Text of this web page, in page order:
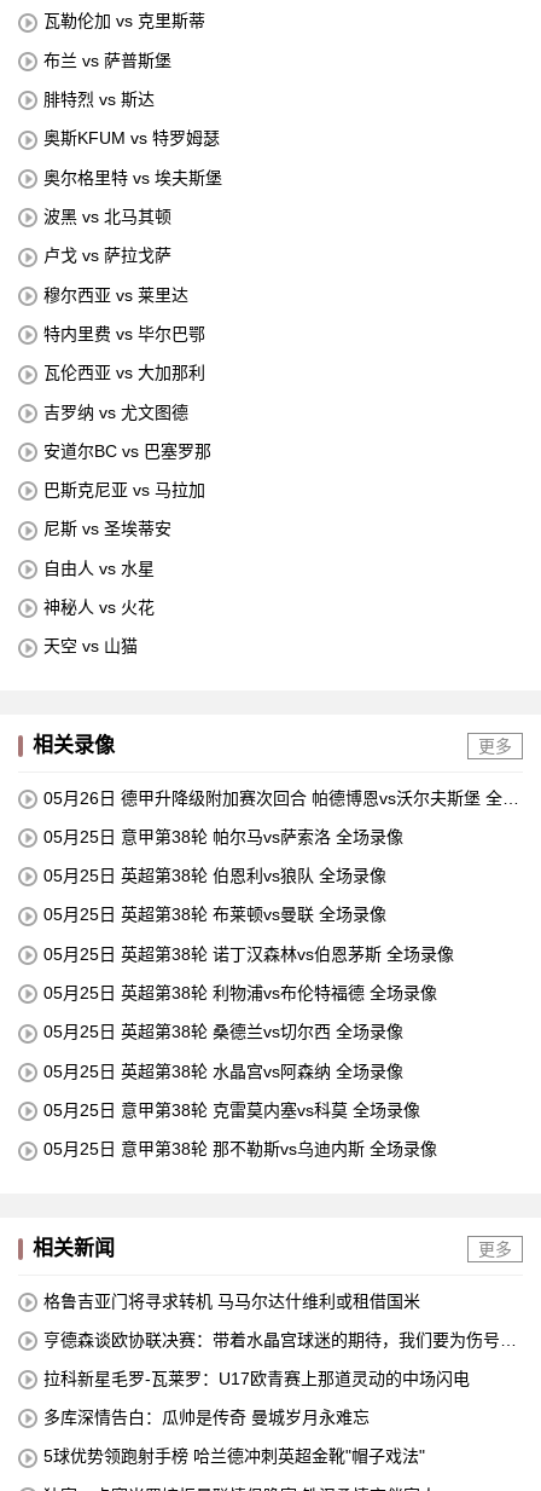
瓦勒伦加 vs 克里斯蒂
布兰 vs 萨普斯堡
腓特烈 vs 斯达
奥斯KFUM vs 特罗姆瑟
奥尔格里特 vs 埃夫斯堡
波黑 vs 北马其顿
卢戈 vs 萨拉戈萨
穆尔西亚 vs 莱里达
特内里费 vs 毕尔巴鄂
瓦伦西亚 vs 大加那利
吉罗纳 vs 尤文图德
安道尔BC vs 巴塞罗那
巴斯克尼亚 vs 马拉加
尼斯 vs 圣埃蒂安
自由人 vs 水星
神秘人 vs 火花
天空 vs 山猫
相关录像 更多
05月26日 德甲升降级附加赛次回合 帕德博恩vs沃尔夫斯堡 全场
05月25日 意甲第38轮 帕尔马vs萨索洛 全场录像
05月25日 英超第38轮 伯恩利vs狼队 全场录像
05月25日 英超第38轮 布莱顿vs曼联 全场录像
05月25日 英超第38轮 诺丁汉森林vs伯恩茅斯 全场录像
05月25日 英超第38轮 利物浦vs布伦特福德 全场录像
05月25日 英超第38轮 桑德兰vs切尔西 全场录像
05月25日 英超第38轮 水晶宫vs阿森纳 全场录像
05月25日 意甲第38轮 克雷莫内塞vs科莫 全场录像
05月25日 意甲第38轮 那不勒斯vs乌迪内斯 全场录像
相关新闻 更多
格鲁吉亚门将寻求转机 马马尔达什维利或租借国米
亨德森谈欧协联决赛：带着水晶宫球迷的期待，我们要为伤号而
拉科新星毛罗-瓦莱罗：U17欧青赛上那道灵动的中场闪电
多库深情告白：瓜帅是传奇 曼城岁月永难忘
5球优势领跑射手榜 哈兰德冲刺英超金靴"帽子戏法"